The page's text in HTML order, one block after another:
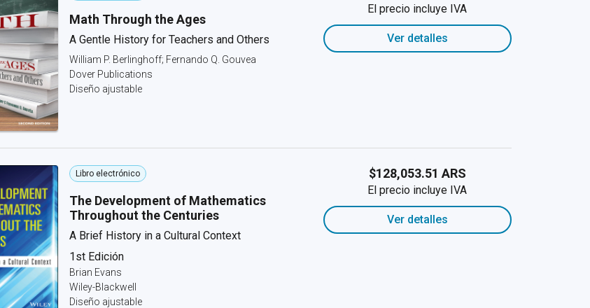
Math Through the Ages
A Gentle History for Teachers and Others
William P. Berlinghoff; Fernando Q. Gouvea
Dover Publications
Diseño ajustable
El precio incluye IVA
Ver detalles
Libro electrónico
The Development of Mathematics
Throughout the Centuries
A Brief History in a Cultural Context
1st Edición
Brian Evans
Wiley-Blackwell
Diseño ajustable
$128,053.51 ARS
El precio incluye IVA
Ver detalles